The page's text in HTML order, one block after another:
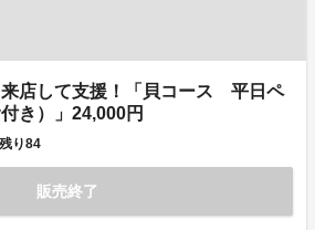
来店して支援！「貝コース 平日ペ
き）」24,000円
残り84
販売終了